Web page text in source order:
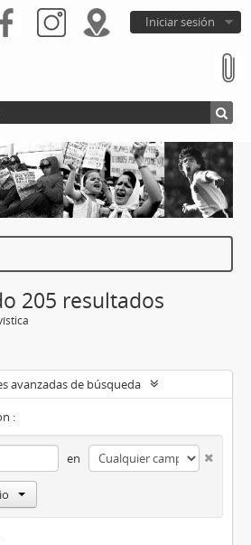
Iniciar sesión
205 resultados
avanzadas de búsqueda
:
en